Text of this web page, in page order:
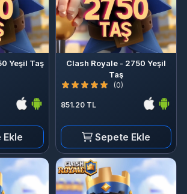
Yeşil Taş
Ekle
Clash Royale - 2750 Yeşil
Taş
(0)
851.20 TL
Sepete Ekle